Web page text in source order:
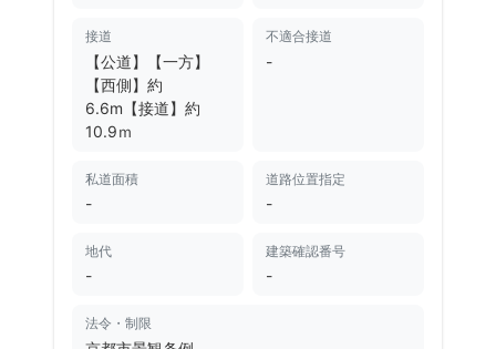
接道
【公道】【一方】
【西側】約
6.6m【接道】約
10.9ｍ
不適合接道
-
私道面積
-
道路位置指定
-
地代
-
建築確認番号
-
法令・制限